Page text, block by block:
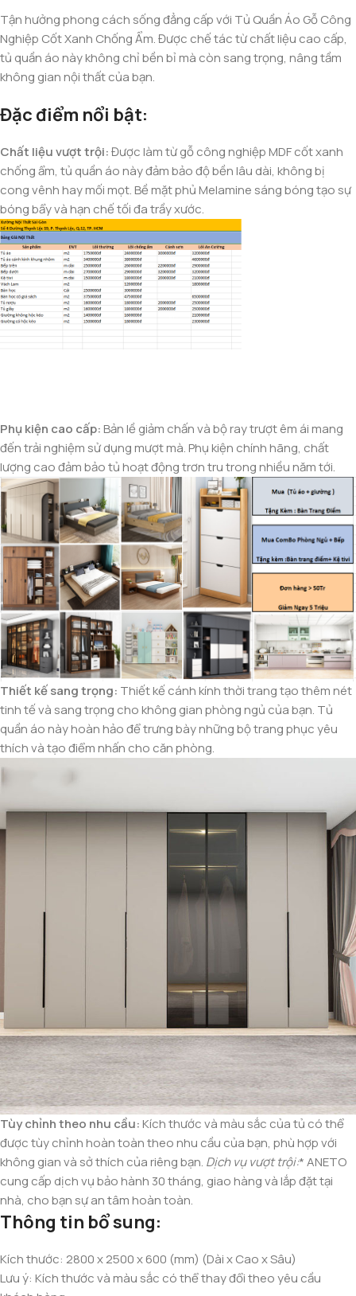
Tận hưởng phong cách sống đẳng cấp với Tủ Quần Áo Gỗ Công
Nghiệp Cốt Xanh Chống Ẩm. Được chế tác từ chất liệu cao cấp,
tủ quần áo này không chỉ bền bỉ mà còn sang trọng, nâng tầm
không gian nội thất của bạn.
Đặc điểm nổi bật:
Chất liệu vượt trội:Được làm từ gỗ công nghiệp MDF cốt xanh
chống ẩm, tủ quần áo này đảm bảo độ bền lâu dài, không bị
cong vênh hay mối mọt. Bề mặt phủ Melamine sáng bóng tạo sự
bóng bẩy và hạn chế tối đa trầy xước.
Phụ kiện cao cấp:Bản lề giảm chấn và bộ ray trượt êm ái mang
đến trải nghiệm sử dụng mượt mà. Phụ kiện chính hãng, chất
lượng cao đảm bảo tủ hoạt động trơn tru trong nhiều năm tới.
Thiết kế sang trọng: Thiết kế cánh kính thời trang tạo thêm nét
tinh tế và sang trọng cho không gian phòng ngủ của bạn. Tủ
quần áo này hoàn hảo để trưng bày những bộ trang phục yêu
thích và tạo điểm nhấn cho căn phòng.
Tùy chỉnh theo nhu cầu:Kích thước và màu sắc của tủ có thể
được tùy chỉnh hoàn toàn theo nhu cầu của bạn, phù hợp với
không gian và sở thích của riêng bạn. Dịch vụ vượt trội:* ANETO
cung cấp dịch vụ bảo hành 30 tháng, giao hàng và lắp đặt tại
nhà, cho bạn sự an tâm hoàn toàn.
Thông tin bổ sung:
Kích thước: 2800 x 2500 x 600 (mm) (Dài x Cao x Sâu)
Lưu ý: Kích thước và màu sắc có thể thay đổi theo yêu cầu